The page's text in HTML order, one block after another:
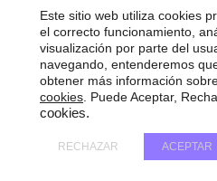
Este sitio web utiliza cookies
el correcto funcionamiento,
visualización por parte del
navegando, entenderemos
obtener más información
cookies . Puede Aceptar,
cookies.
ACEPTAR
RECHAZAR